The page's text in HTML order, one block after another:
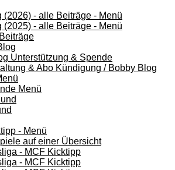
(2026) - alle Beiträge - Menü
(2025) - alle Beiträge - Menü
Unterstützung & Spende
& Abo Kündigung / Bobby Blog
Menü
- Menü
auf einer Übersicht
- MCF Kicktipp
- MCF Kicktipp